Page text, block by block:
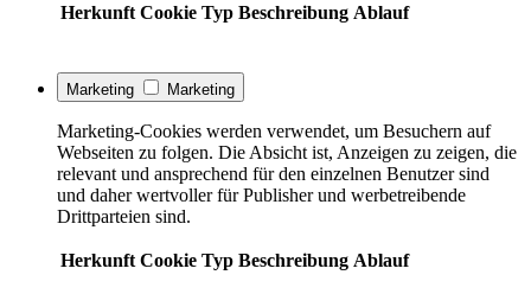
Herkunft Cookie Typ Beschreibung Ablauf
Marketing Marketing
Marketing-Cookies werden verwendet, um Besuchern auf
Webseiten zu folgen. Die Absicht ist, Anzeigen zu zeigen, die
relevant und ansprechend für den einzelnen Benutzer sind
und daher wertvoller für Publisher und werbetreibende
Drittparteien sind.
Herkunft Cookie Typ Beschreibung Ablauf